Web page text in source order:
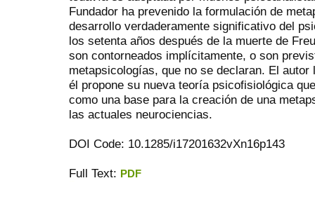
Fundador ha prevenido la formulación de
desarrollo verdaderamente significativo del
los setenta años después de la muerte de
son contorneados implícitamente, o son
metapsicologías, que no se declaran. El
él propone su nueva teoría psicofisiológica
como una base para la creación de una
las actuales neurociencias.
DOI Code: 10.1285/i17201632vXn16p143
Full Text: PDF